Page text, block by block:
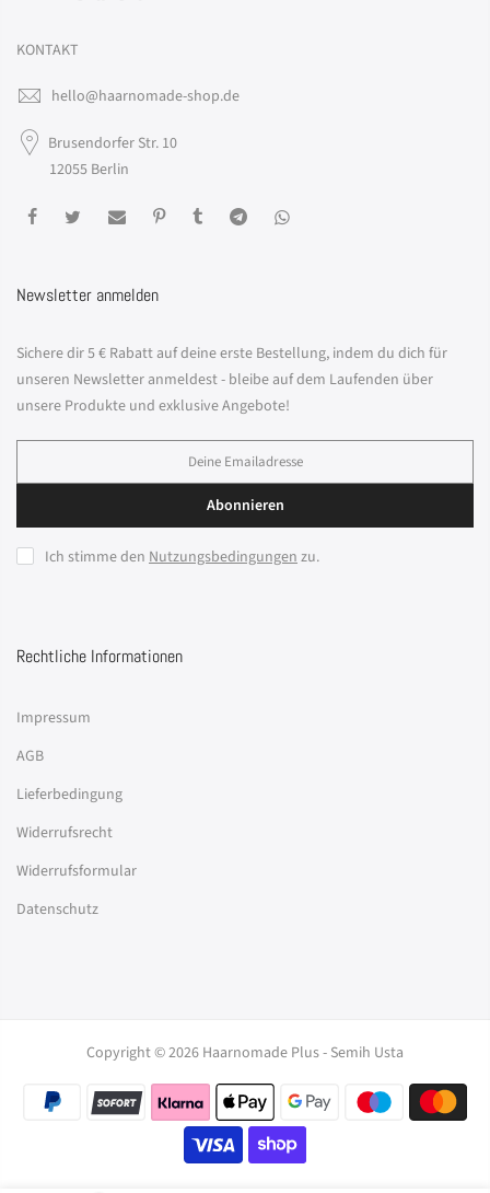
KONTAKT
hello@haarnomade-shop.de
Brusendorfer Str. 10
12055 Berlin
Newsletter anmelden
Sichere dir 5 € Rabatt auf deine erste Bestellung, indem du dich für
unseren Newsletter anmeldest - bleibe auf dem Laufenden über
unsere Produkte und exklusive Angebote!
Abonnieren
Ich stimme den Nutzungsbedingungen zu.
Rechtliche Informationen
Impressum
AGB
Lieferbedingung
Widerrufsrecht
Widerrufsformular
Datenschutz
Copyright © 2026 Haarnomade Plus - Semih Usta